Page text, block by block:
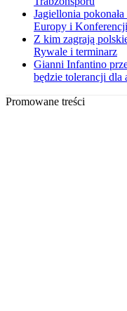
Jagiellonia
Europy i Konferencji
Z kim zagrają
Rywale i terminarz
Gianni Infantino
będzie tolerancji dla
Promowane treści